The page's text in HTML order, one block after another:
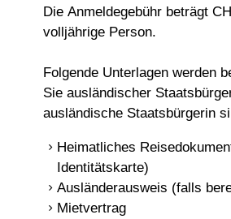
Die Anmeldegebühr beträgt
volljährige Person.
Folgende Unterlagen werden
Sie ausländischer
ausländische Staatsbürgerin
Heimatliches
Identitätskarte)
Ausländerausweis (falls
Mietvertrag